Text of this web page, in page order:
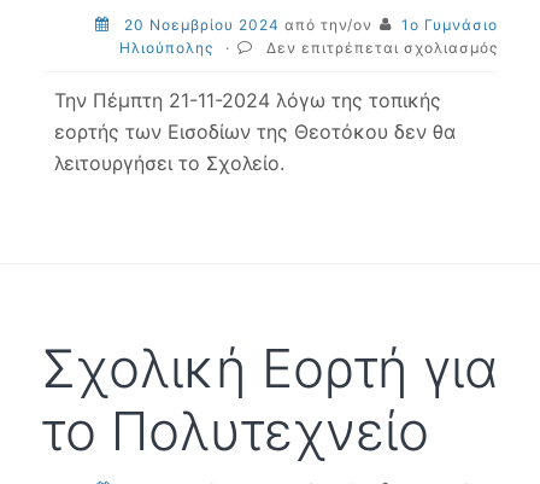
20 Νοεμβρίου 2024 από την/ον
1ο Γυμνάσιο
Ηλιούπολης
· Δεν επιτρέπεται σχολιασμός
Την Πέμπτη 21-11-2024 λόγω της τοπικής
εορτής των Εισοδίων της Θεοτόκου δεν θα
λειτουργήσει το Σχολείο.
Σχολική Εορτή για
το Πολυτεχνείο